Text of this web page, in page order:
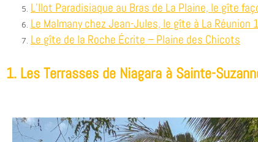
L’Ilot Paradisiaque au Bras de La Plaine, le gîte
Le Malmany chez Jean-Jules, le gîte à La
Le gîte de la Roche Écrite – Plaine des Chicots
1. Les Terrasses de Niagara à Sainte-